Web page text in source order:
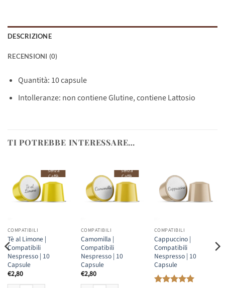
DESCRIZIONE
RECENSIONI (0)
Quantità: 10 capsule
Intolleranze: non contiene Glutine, contiene Lattosio
TI POTREBBE INTERESSARE…
Senza
Caffè
COMPATIBILI
Tè al Limone |
Compatibili
Nespresso | 10
Capsule
€2,80
Senza
Caffè
COMPATIBILI
Camomilla |
Compatibili
Nespresso | 10
Capsule
€2,80
COMPATIBILI
Cappuccino |
Compatibili
Nespresso | 10
Capsule